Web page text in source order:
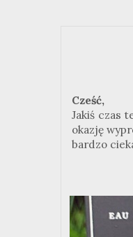
Cześć,
Jakiś czas
okazję
bardzo